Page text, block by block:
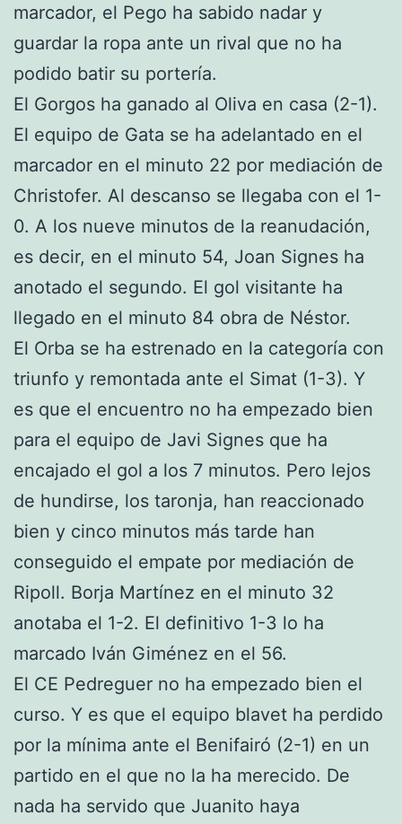
marcador, el Pego ha sabido nadar y
guardar la ropa ante un rival que no ha
podido batir su portería.
El Gorgos ha ganado al Oliva en casa (2-1).
El equipo de Gata se ha adelantado en el
marcador en el minuto 22 por mediación de
Christofer. Al descanso se llegaba con el 1-
0. A los nueve minutos de la reanudación,
es decir, en el minuto 54, Joan Signes ha
anotado el segundo. El gol visitante ha
llegado en el minuto 84 obra de Néstor.
El Orba se ha estrenado en la categoría con
triunfo y remontada ante el Simat (1-3). Y
es que el encuentro no ha empezado bien
para el equipo de Javi Signes que ha
encajado el gol a los 7 minutos. Pero lejos
de hundirse, los taronja, han reaccionado
bien y cinco minutos más tarde han
conseguido el empate por mediación de
Ripoll. Borja Martínez en el minuto 32
anotaba el 1-2. El definitivo 1-3 lo ha
marcado Iván Giménez en el 56.
El CE Pedreguer no ha empezado bien el
curso. Y es que el equipo blavet ha perdido
por la mínima ante el Benifairó (2-1) en un
partido en el que no la ha merecido. De
nada ha servido que Juanito haya